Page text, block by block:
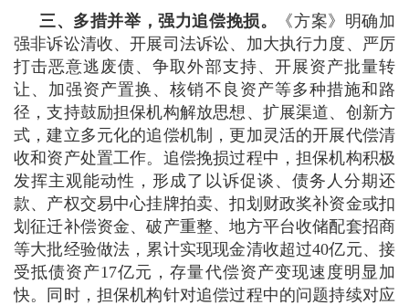
三、多措并举，强力追偿挽损。
《方案》明确加
强非诉讼清收、开展司法诉讼、加大执行力度、严厉
打击恶意逃废债、争取外部支持、开展资产批量转
让、加强资产置换、核销不良资产等多种措施和路
径，支持鼓励担保机构解放思想、扩展渠道、创新方
式，建立多元化的追偿机制，更加灵活的开展代偿清
收和资产处置工作。追偿挽损过程中，担保机构积极
发挥主观能动性，形成了以诉促谈、债务人分期还
款、产权交易中心挂牌拍卖、扣划财政奖补资金或扣
划征迁补偿资金、破产重整、地方平台收储配套招商
等大批经验做法，累计实现现金清收超过40亿元、接
受抵债资产17亿元，存量代偿资产变现速度明显加
快。同时，担保机构针对追偿过程中的问题持续对应